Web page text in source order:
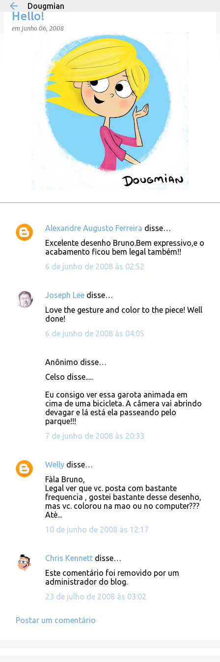
Dougmian
agosto 21, 2025
Hello!
em junho 06, 2008
C
t
Alexandre Augusto Ferreira disse…
Excelente desenho Bruno.Bem expressivo,e o
acabamento ficou bem legal também!!
6 de junho de 2008 às 02:52
Joseph Lee disse…
Love the gesture and color to the piece! Well
done!
6 de junho de 2008 às 04:05
Anônimo disse…
Celso disse.....
Eu consigo ver essa garota animada em
cima de uma bicicleta. A câmera vai abrindo
devagar e lá está ela passeando pelo
parque!!!
7 de junho de 2008 às 20:33
Welly disse…
Fàla Bruno,
Legal ver que vc. posta com bastante
frequencia , gostei bastante desse desenho,
mas vc. colorou na mao ou no computer???
Atè...
10 de junho de 2008 às 12:17
Chris Kennett disse…
Este comentário foi removido por um
administrador do blog.
23 de julho de 2008 às 03:02
Postar um comentário